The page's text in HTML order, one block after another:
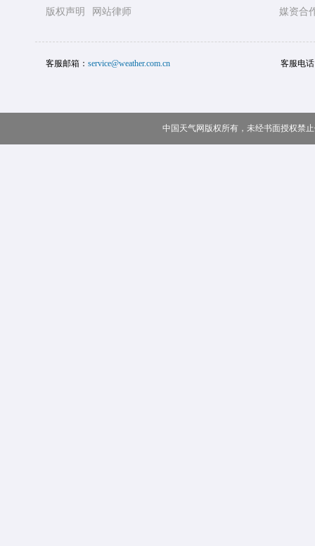
版权声明
网站律师
媒资合
客服邮箱： service@weather.com.cn 客服电
中国天气网版权所有，未经书面授权